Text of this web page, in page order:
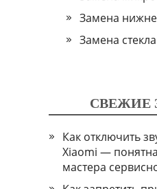
Замена
Замена
СВЕЖИЕ
Как отключить
Xiaomi —
мастера